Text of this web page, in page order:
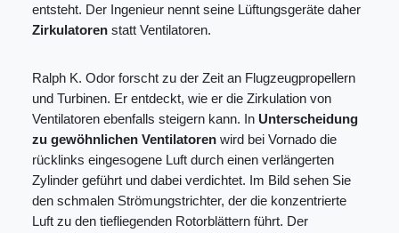
entsteht. Der Ingenieur nennt seine Lüftungsgeräte daher
Zirkulatoren statt Ventilatoren.
Ralph K. Odor forscht zu der Zeit an Flugzeugpropellern
und Turbinen. Er entdeckt, wie er die Zirkulation von
Ventilatoren ebenfalls steigern kann. In Unterscheidung
zu gewöhnlichen Ventilatoren wird bei Vornado die
rücklinks eingesogene Luft durch einen verlängerten
Zylinder geführt und dabei verdichtet. Im Bild sehen Sie
den schmalen Strömungstrichter, der die konzentrierte
Luft zu den tiefliegenden Rotorblättern führt. Der